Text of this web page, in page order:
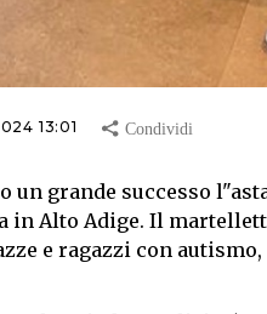
13:01
un grande successo
in Alto Adige. Il
e ragazzi con